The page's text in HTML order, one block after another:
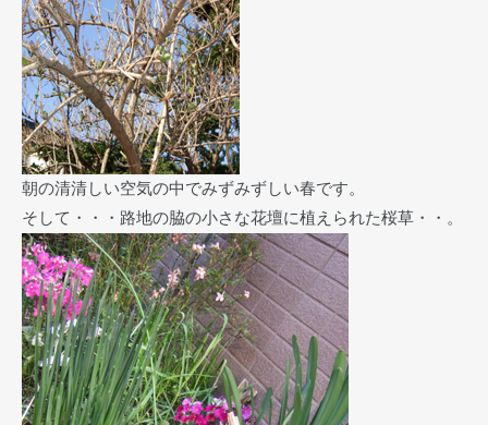
朝の清清しい空気の中でみずみずしい春です。
そして・・・路地の脇の小さな花壇に植えられた桜草・・。